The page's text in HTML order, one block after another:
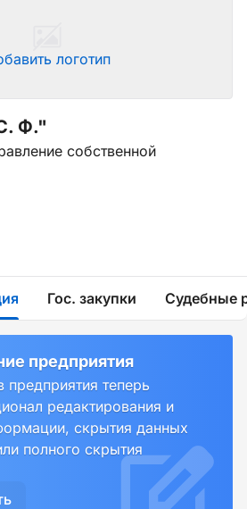
логотип
Ф."
собственной
Гос. закупки Судебные
предприятия
теперь
редактирования и
скрытия данных
полного скрытия